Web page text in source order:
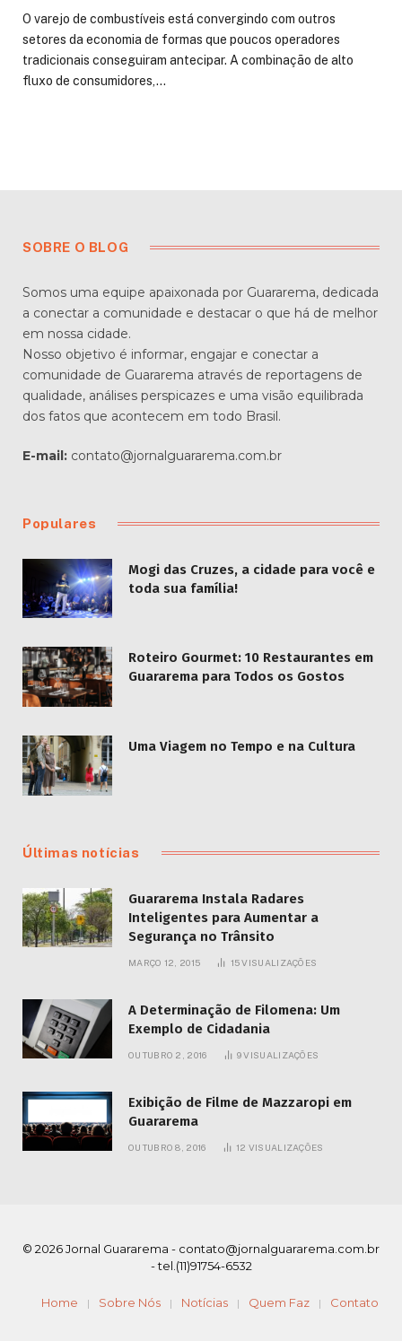
O varejo de combustíveis está convergindo com outros
setores da economia de formas que poucos operadores
tradicionais conseguiram antecipar. A combinação de alto
fluxo de consumidores,…
SOBRE O BLOG
Somos uma equipe apaixonada por Guararema, dedicada
a conectar a comunidade e destacar o que há de melhor
em nossa cidade.
Nosso objetivo é informar, engajar e conectar a
comunidade de Guararema através de reportagens de
qualidade, análises perspicazes e uma visão equilibrada
dos fatos que acontecem em todo Brasil.
E-mail: contato@jornalguararema.com.br
Populares
Mogi das Cruzes, a cidade para você e
toda sua família!
Roteiro Gourmet: 10 Restaurantes em
Guararema para Todos os Gostos
Uma Viagem no Tempo e na Cultura
Últimas notícias
Guararema Instala Radares
Inteligentes para Aumentar a
Segurança no Trânsito
MARÇO 12, 2015 15VISUALIZAÇÕES
A Determinação de Filomena: Um
Exemplo de Cidadania
OUTUBRO 2, 2016 9VISUALIZAÇÕES
Exibição de Filme de Mazzaropi em
Guararema
OUTUBRO 8, 2016 12 VISUALIZAÇÕES
© 2026 Jornal Guararema - contato@jornalguararema.com.br
- tel.(11)91754-6532
Home Sobre Nós Notícias Quem Faz Contato